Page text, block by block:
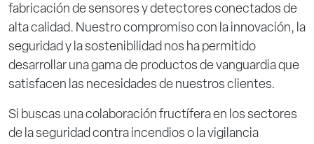
fabricación de sensores y detectores conectados de
alta calidad. Nuestro compromiso con la innovación, la
seguridad y la sostenibilidad nos ha permitido
desarrollar una gama de productos de vanguardia que
satisfacen las necesidades de nuestros clientes.
Si buscas una colaboración fructífera en los sectores
de la seguridad contra incendios o la vigilancia